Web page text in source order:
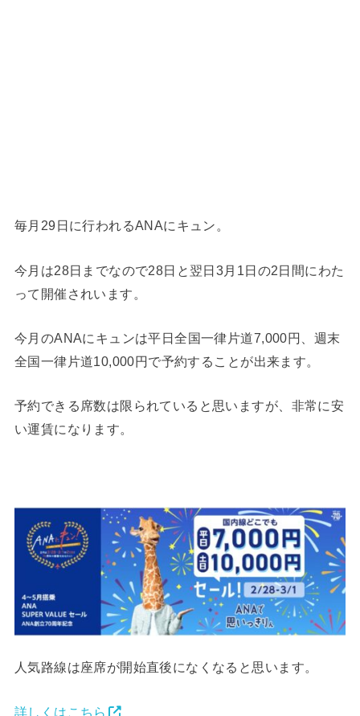
毎月29日に行われるANAにキュン。
今月は28日までなので28日と翌日3月1日の2日間にわた
って開催されいます。
今月のANAにキュンは平日全国一律片道7,000円、週末
全国一律片道10,000円で予約することが出来ます。
予約できる席数は限られていると思いますが、非常に安
い運賃になります。
人気路線は座席が開始直後になくなると思います。
詳しくはこちら